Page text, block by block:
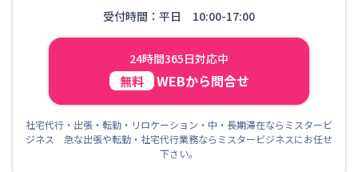
受付時間：平日 10:00-17:00
24時間365日対応中
無料 WEBから問合せ
社宅代行・出張・転勤・リロケーション・中・長期滞在ならミスタービ
ジネス 急な出張や転勤・社宅代行業務ならミスタービジネスにお任せ
下さい。